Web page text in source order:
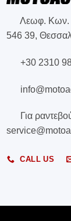
Λεωφ. Κων.
546 39,
+30 2310
Για
CALL US